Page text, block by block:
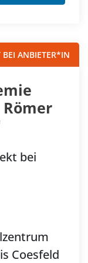
ANBIETER*IN
bei
Coesfeld